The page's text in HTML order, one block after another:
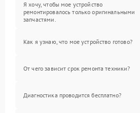
Я хочу, чтобы мое устройство
ремонтировалось только оригинальными
запчастями.
Как я узнаю, что мое устройство готово?
От чего зависит срок ремонта техники?
Диагностика проводится бесплатно?